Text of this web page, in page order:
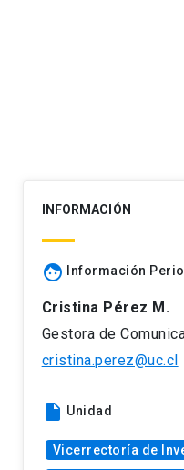
INFORMACIÓN
face Información
Cristina Pérez M.
Gestora de
cristina.perez@uc.cl
insert_drive_file Unidad
Vicerrectoría de